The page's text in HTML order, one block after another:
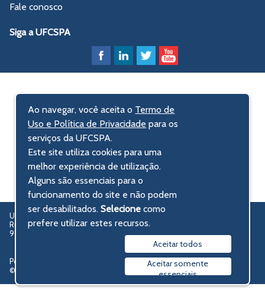
Fale conosco
Siga a UFCSPA
UFCSPA – Universidade Federal de Ciências da Saúde de Porto Alegre
Rua Sarmento Leite, 245 - Centro Histórico
90050-170 Porto Alegre, RS, Brasil
Política de privacidade
© 2009-2026 UFCSPA
Ao navegar, você aceita o Termo de
Uso e Política de Privacidade para os
serviços da UFCSPA.
Este site utiliza cookies para uma
melhor experiência de utilização.
Alguns são essenciais para o
funcionamento do site e não podem
ser desabilitados.Selecionecomo
prefere utilizar estes recursos.
Aceitar todos
Aceitar somente
essenciais